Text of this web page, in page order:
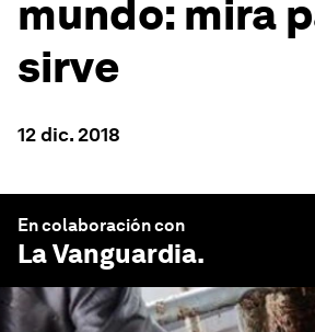
mundo: mira
sirve
12 dic. 2018
En colaboración con
La Vanguardia.